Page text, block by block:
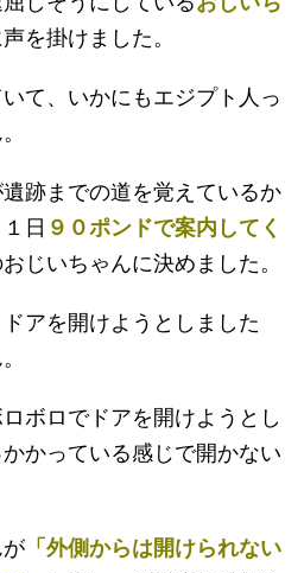
を掛けました。
て、いかにもエジプト人っ
跡までの道を覚えているか
日 ９０ポンドで案内してく
じいちゃんに決めました。
アを開けようとしました
ボロでドアを開けようとし
かっている感じで開かない
「外側からは開けられない